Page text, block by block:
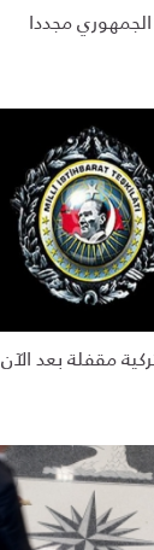
مجددا
مقفلة بعد الآن